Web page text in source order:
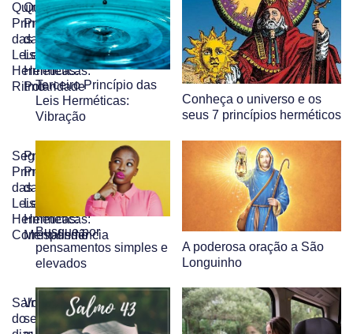
Quinto
Princípio
das
Leis
Herméticas:
Ritmo
Quarto
Princípio
das
Leis
Herméticas:
Polaridade
Terceiro Princípio das
Leis Herméticas:
Vibração
Conheça o universo e os
seus 7 princípios herméticos
Segundo
Princípio
das
Leis
Herméticas:
Correspondência
Primeiro
Princípio
das
Leis
Herméticas:
Mentalismo
Busque por
pensamentos simples e
elevados
A poderosa oração a São
Longuinho
Salmo
do
Você
se